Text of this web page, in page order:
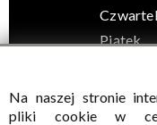
Piątek
Na naszej stronie
pliki cookie w